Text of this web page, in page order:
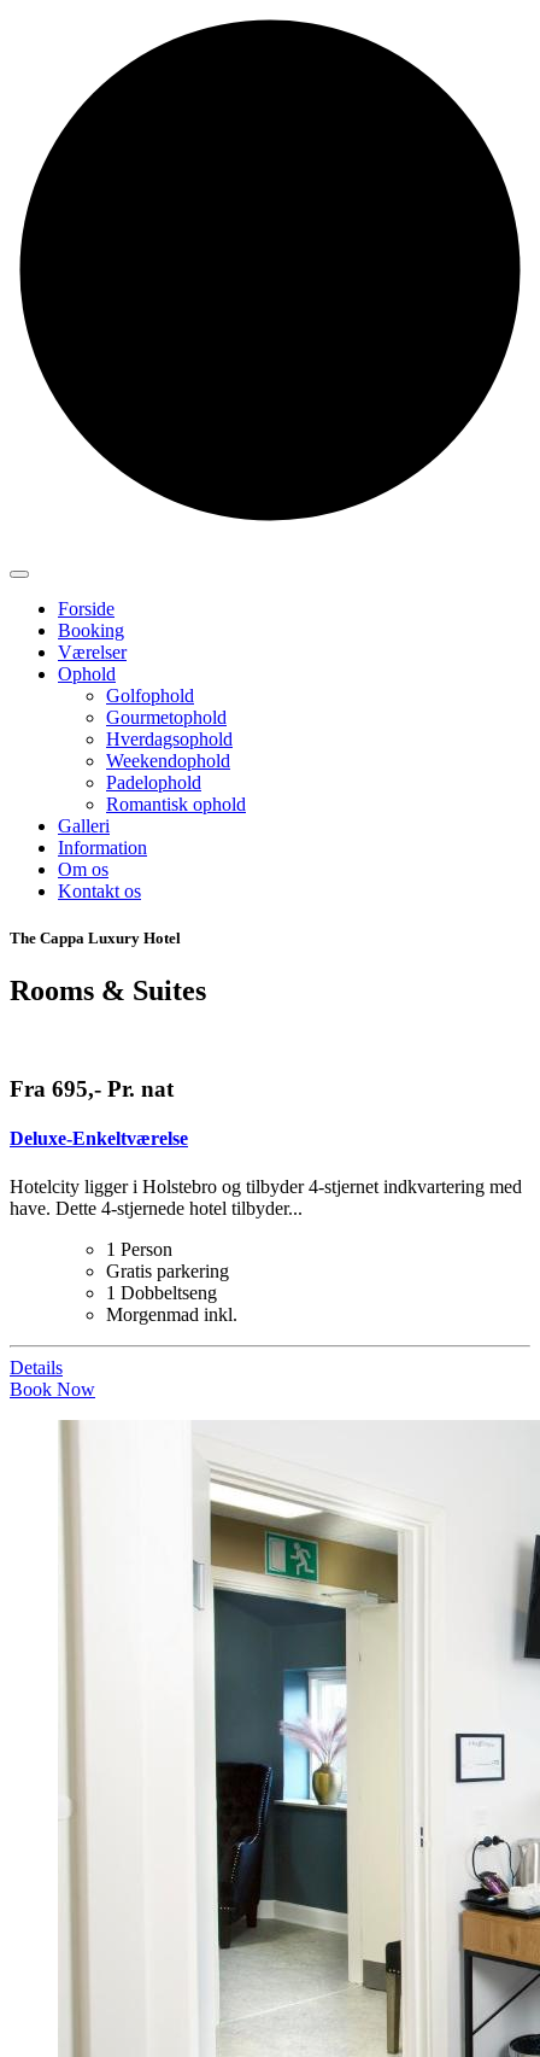
Forside
Booking
Værelser
Ophold
Golfophold
Gourmetophold
Hverdagsophold
Weekendophold
Padelophold
Romantisk ophold
Galleri
Information
Om os
Kontakt os
The Cappa Luxury Hotel
Rooms & Suites
Fra 695,- Pr. nat
Deluxe-Enkeltværelse
Hotelcity ligger i Holstebro og tilbyder 4-stjernet indkvartering med
have. Dette 4-stjernede hotel tilbyder...
1 Person
Gratis parkering
1 Dobbeltseng
Morgenmad inkl.
Details
Book Now